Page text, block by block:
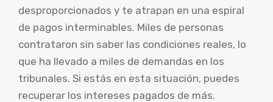
desproporcionados y te atrapan en una espiral
de pagos interminables. Miles de personas
contrataron sin saber las condiciones reales, lo
que ha llevado a miles de demandas en los
tribunales. Si estás en esta situación, puedes
recuperar los intereses pagados de más.